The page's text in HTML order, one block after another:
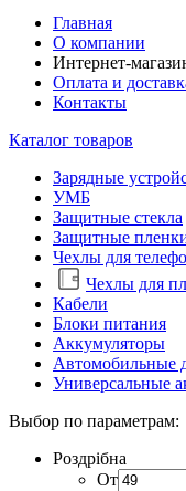
Главная
О компании
Интернет-
Оплата и
Контакты
Каталог товаров
Зарядные
УМБ
Защитные стекла
Защитные
Чехлы для
Чехлы для
Кабели
Блоки питания
Аккумуляторы
Автомобильные
Универсальные
Выбор по параметрам:
Роздрібна
От